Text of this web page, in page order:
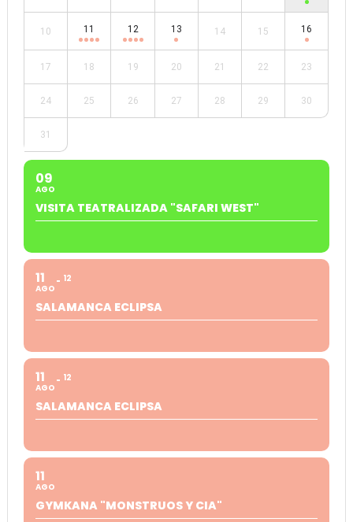
10 11 12 13 14 15 16
17 18 19 20 21 22 23
24 25 26 27 28 29 30
31
09
AGO
VISITA TEATRALIZADA "SAFARI WEST"
11
AGO
12
SALAMANCA ECLIPSA
11
AGO
12
SALAMANCA ECLIPSA
11
AGO
GYMKANA "MONSTRUOS Y CIA"